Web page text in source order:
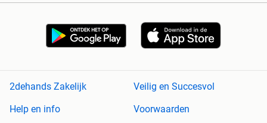
2dehands Zakelijk
Veilig en Succesvol
Help en info
Voorwaarden